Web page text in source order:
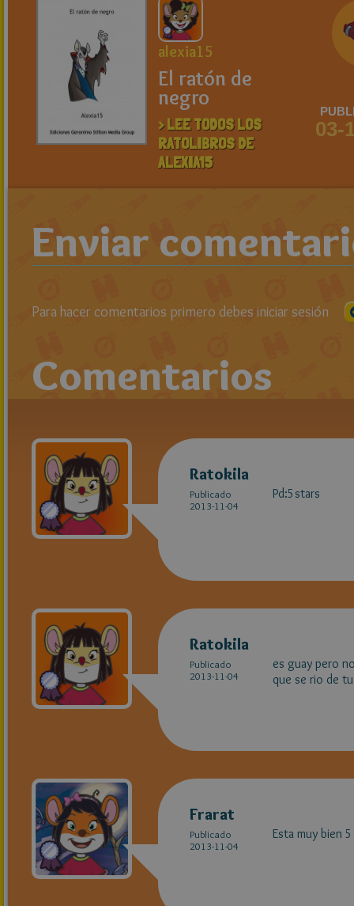
alexia15
El ratón de
negro
> LEE TODOS LOS
RATOLIBROS DE
ALEXIA15
03-
Enviar
Para hacer comentarios primero debes iniciar sesión
Comentarios
Ratokila
Publicado
2013-11-04
Pd:5stars
Ratokila
Publicado
2013-11-04
es guay pero
que se rio de
Frarat
Publicado
2013-11-04
Esta muy bien